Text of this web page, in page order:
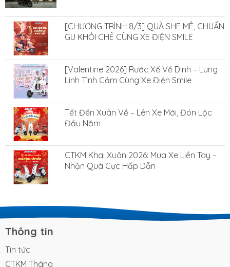
[CHƯƠNG TRÌNH 8/3] QUÀ SHE MÊ, CHUẨN
GU KHỎI CHÊ CÙNG XE ĐIỆN SMILE
[Valentine 2026] Rước Xế Về Dinh – Lung
Linh Tình Cảm Cùng Xe Điện Smile
Tết Đến Xuân Về – Lên Xe Mới, Đón Lộc
Đầu Năm
CTKM Khai Xuân 2026: Mua Xe Liền Tay –
Nhận Quà Cực Hấp Dẫn
Thông tin
Tin tức
CTKM Tháng